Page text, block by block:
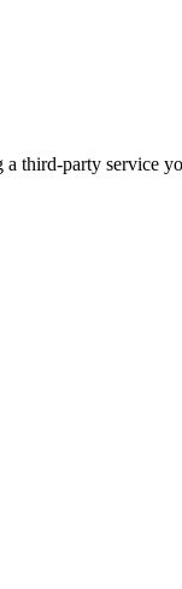
third-party service